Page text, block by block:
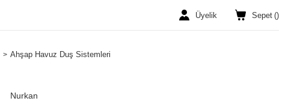
Üyelik Sepet ()
Ahşap Havuz Duş Sistemleri
Nurkan